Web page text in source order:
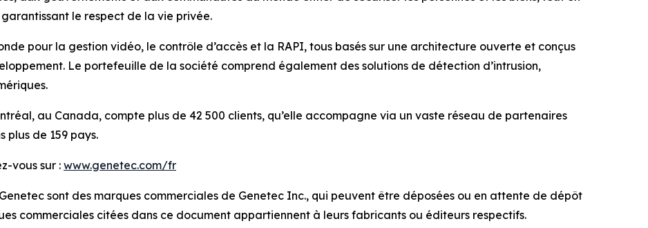
le respect de la vie privée.
pour la gestion vidéo, le contrôle d’accès et la RAPI, tous basés sur une architecture ouverte et conçus
Le portefeuille de la société comprend également des solutions de détection d’intrusion,
au Canada, compte plus de 42 500 clients, qu’elle accompagne via un vaste réseau de partenaires
plus de 159 pays.
vous sur :www.genetec.com/fr
sont des marques commerciales de Genetec Inc., qui peuvent être déposées ou en attente de dépôt
commerciales citées dans ce document appartiennent à leurs fabricants ou éditeurs respectifs.